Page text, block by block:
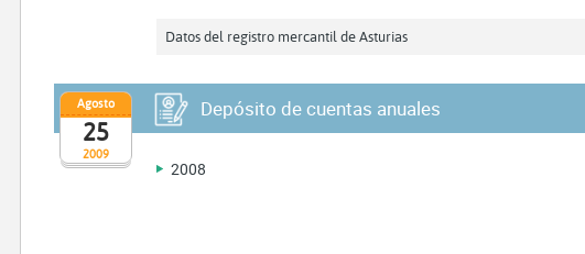
Datos del registro mercantil de Asturias
2009
Agosto
25
Depósito de cuentas anuales
2008